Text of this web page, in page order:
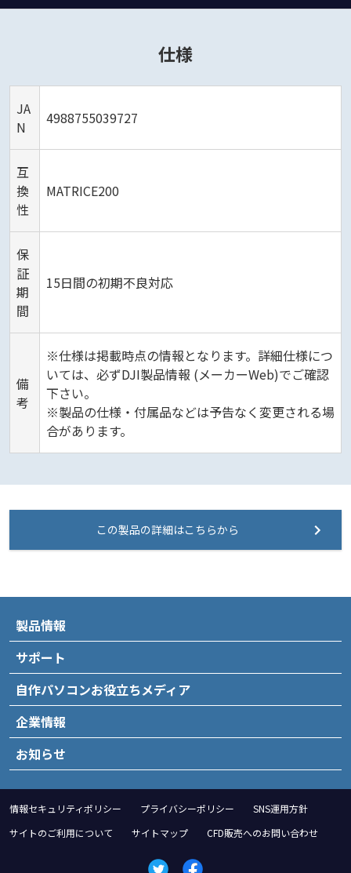
仕様
JA
N
4988755039727
互
換
性
MATRICE200
保
証
期
間
15日間の初期不良対応
備
考
※仕様は掲載時点の情報となります。詳細仕様につ
いては、必ずDJI製品情報 (メーカーWeb)でご確認
下さい。
※製品の仕様・付属品などは予告なく変更される場
合があります。
この製品の詳細はこちらから
製品情報
サポート
自作パソコンお役立ちメディア
企業情報
お知らせ
情報セキュリティポリシー プライバシーポリシー
SNS運用方針
サイトのご利用について
サイトマップ CFD販売へのお問い合わせ